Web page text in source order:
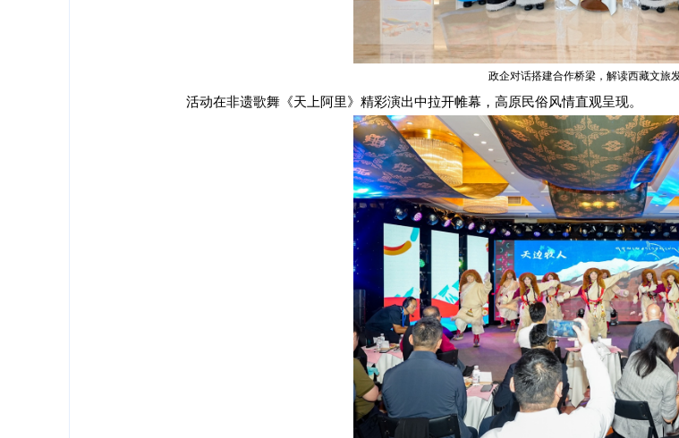
政企对话搭建合作桥梁，解读西藏文旅
活动在非遗歌舞《天上阿里》精彩演出中拉开帷幕，高原民俗风情直观呈现。